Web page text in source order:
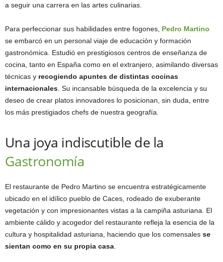
a seguir una carrera en las artes culinarias.
Para perfeccionar sus habilidades entre fogones, Pedro Martino
se embarcó en un personal viaje de educación y formación
gastronómica. Estudió en prestigiosos centros de enseñanza de
cocina, tanto en España como en el extranjero, asimilando diversas
técnicas y recogiendo apuntes de distintas cocinas
internacionales . Su incansable búsqueda de la excelencia y su
deseo de crear platos innovadores lo posicionan, sin duda, entre
los más prestigiados chefs de nuestra geografía.
Una joya indiscutible de la
Gastronomía
El restaurante de Pedro Martino se encuentra estratégicamente
ubicado en el idílico pueblo de Caces, rodeado de exuberante
vegetación y con impresionantes vistas a la campiña asturiana. El
ambiente cálido y acogedor del restaurante refleja la esencia de la
cultura y hospitalidad asturiana, haciendo que los comensales se
sientan como en su propia casa